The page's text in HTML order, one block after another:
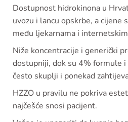
Dostupnost hidrokinona u
uvozu i lancu opskrbe, a cijene
među ljekarnama i
Niže koncentracije i generički
dostupniji, dok su 4% formule
često skuplji i ponekad
HZZO u pravilu ne pokriva
najčešće snosi pacijent.